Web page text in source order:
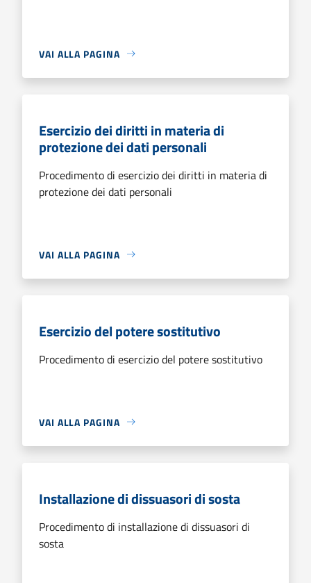
VAI ALLA PAGINA
Esercizio dei diritti in materia di
protezione dei dati personali
Procedimento di esercizio dei diritti in materia di
protezione dei dati personali
VAI ALLA PAGINA
Esercizio del potere sostitutivo
Procedimento di esercizio del potere sostitutivo
VAI ALLA PAGINA
Installazione di dissuasori di sosta
Procedimento di installazione di dissuasori di
sosta